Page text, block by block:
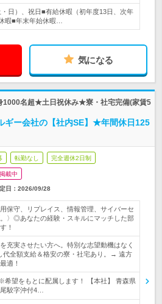
日）、祝日■有給休暇（初年度13日、次年
暇■年末年始休暇…
気になる
1000名超★土日祝休み★寮・社宅完備(家賃5
ギー会社の【社内SE】★年間休日125
転勤なし 完全週休2日制
載中
日： 2026/09/28
用保守、リプレイス、情報管理、サイバーセ
〉◎あなたの経験・スキルにマッチした部
！
充実させたい方へ。特別な志望動機はなく
全額支給＆格安の寮・社宅あり。→ 遠方
適！
望をもとに配属します！ 【本社】 青森県
駮字沖付4…